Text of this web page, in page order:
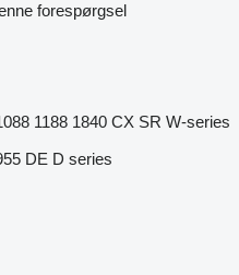
forespørgsel
1188 1840 CX SR W-series
DE D series